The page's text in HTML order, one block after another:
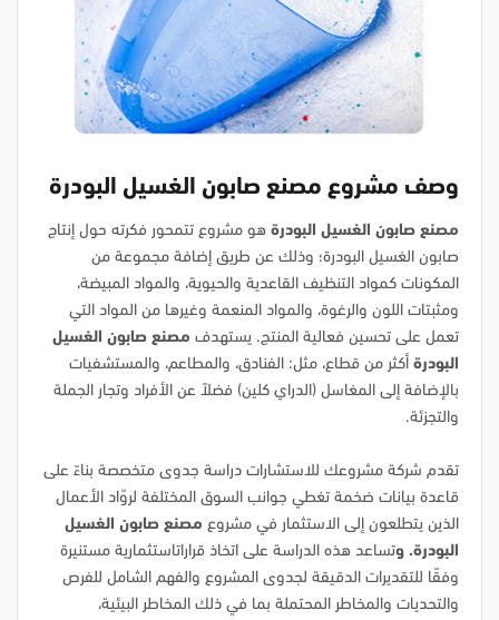
وصف مشروع مصنع صابون الغسيل البودرة
مصنع صابون الغسيل البودرة هو مشروع تتمحور فكرته حول إنتاج
صابون الغسيل البودرة؛ وذلك عن طريق إضافة مجموعة من
المكونات كمواد التنظيف القاعدية والحيوية، والمواد المبيضة،
ومثبتات اللون والرغوة، والمواد المنعمة وغيرها من المواد التي
تعمل على تحسين فعالية المنتج. يستهدف مصنع صابون الغسيل
البودرة أكثر من قطاع، مثل: الفنادق، والمطاعم، والمستشفيات
بالإضافة إلى المغاسل (الدراي كلين) فضلاً عن الأفراد وتجار الجملة
والتجزئة.
تقدم شركة مشروعك للاستشارات دراسة جدوى متخصصة بناءً على
قاعدة بيانات ضخمة تغطي جوانب السوق المختلفة لروّاد الأعمال
الذين يتطلعون إلى الاستثمار في مشروع مصنع صابون الغسيل
البودرة. وتساعد هذه الدراسة على اتخاذ قراراتاستثمارية مستنيرة
وفقًا للتقديرات الدقيقة لجدوى المشروع والفهم الشامل للفرص
والتحديات والمخاطر المحتملة بما في ذلك المخاطر البيئية،